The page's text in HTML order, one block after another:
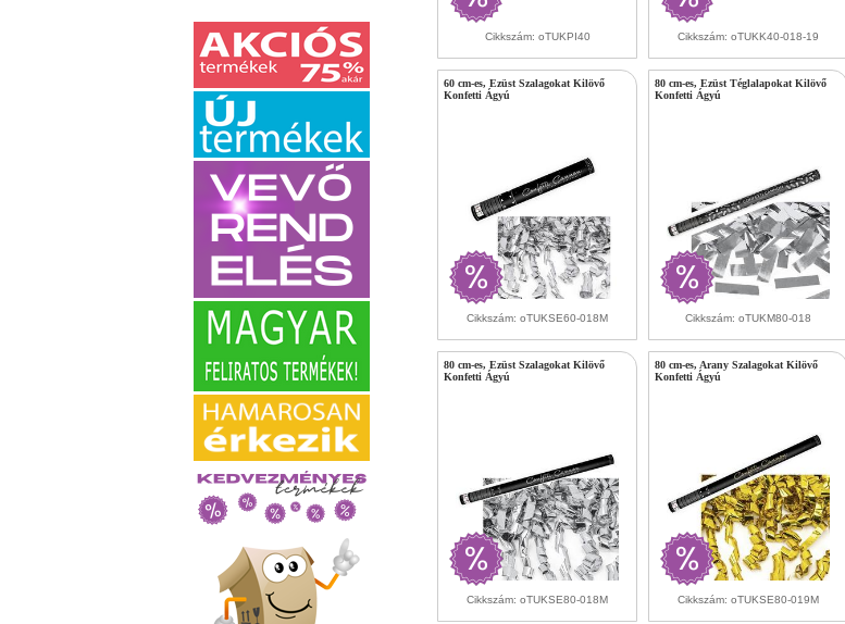
Cikkszám: oTUKPI40 Cikkszám: oTUKK40-018-19
60 cm-es, Ezüst Szalagokat Kilövő
Konfetti Ágyú
Cikkszám: oTUKSE60-018M
80 cm-es, Ezüst Téglalapokat Kilövő
Konfetti Ágyú
Cikkszám: oTUKM80-018
80 cm-es, Ezüst Szalagokat Kilövő
Konfetti Ágyú
Cikkszám: oTUKSE80-018M
80 cm-es, Arany Szalagokat Kilövő
Konfetti Ágyú
Cikkszám: oTUKSE80-019M